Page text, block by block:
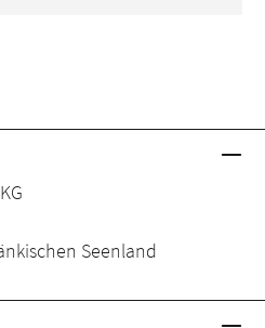
Seenland